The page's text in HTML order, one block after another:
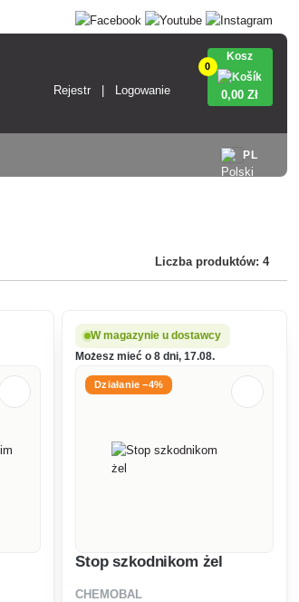
Rejestr Logowanie
0
Kosz
0,00 Zł
PL
Liczba produktów: 4
W magazynie u dostawcy
Możesz mieć o 8 dni, 17.08.
Działanie −4%
Stop szkodnikom żel
CHEMOBAL